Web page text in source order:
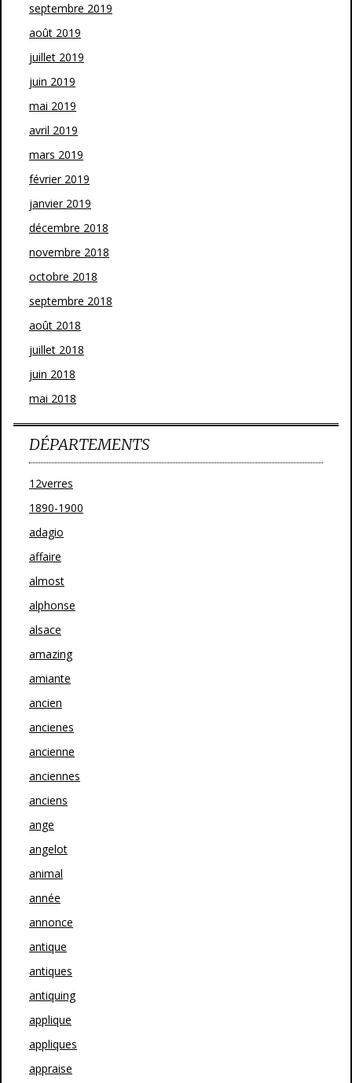
septembre 2019
août 2019
juillet 2019
juin 2019
mai 2019
avril 2019
mars 2019
février 2019
janvier 2019
décembre 2018
novembre 2018
octobre 2018
septembre 2018
août 2018
juillet 2018
juin 2018
mai 2018
DÉPARTEMENTS
12verres
1890-1900
adagio
affaire
almost
alphonse
alsace
amazing
amiante
ancien
ancienes
ancienne
anciennes
anciens
ange
angelot
animal
année
annonce
antique
antiques
antiquing
applique
appliques
appraise